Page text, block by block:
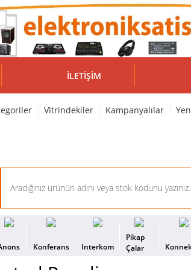
İLETIŞIM
Vitrindekiler Kampanyalılar
Konferans Interkom
Pikap
Çalar